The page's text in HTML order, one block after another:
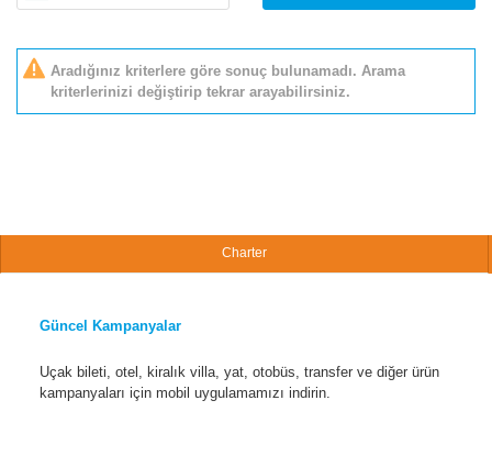
Aradığınız kriterlere göre sonuç bulunamadı. Arama
kriterlerinizi değiştirip tekrar arayabilirsiniz.
Charter
Güncel Kampanyalar
Uçak bileti, otel, kiralık villa, yat, otobüs, transfer ve diğer ürün
kampanyaları için mobil uygulamamızı indirin.